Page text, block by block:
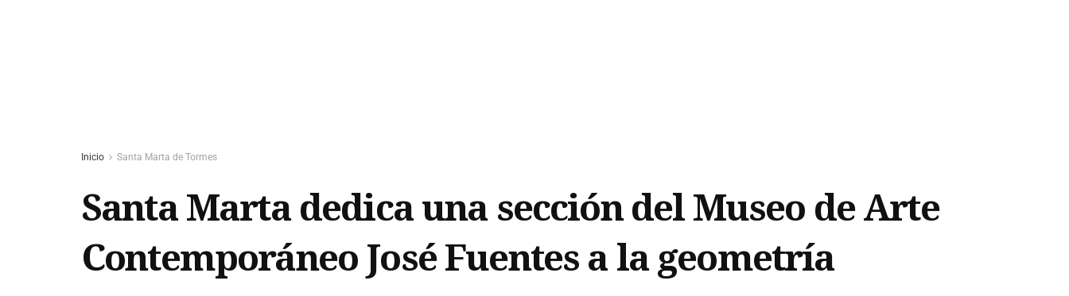
Inicio Santa Marta de Tormes
Santa Marta dedica una sección del Museo de Arte
Contemporáneo José Fuentes a la geometría